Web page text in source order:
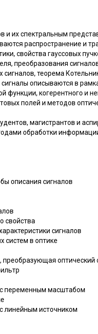
и их спектральным
распространение и
свойства гауссовых
преобразования
теорема
описываются в
функции, когерентного и
полей и методов
магистрантов и
обработки
описания сигналов
свойства
сигналов
систем в оптике
преобразующая оптический
переменным масштабом
линейным источником